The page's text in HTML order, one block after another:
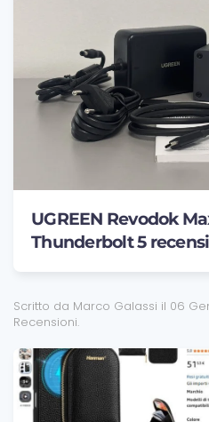
UGREEN Revodok
Thunderbolt 5
Scritto da Marco Galassi il 06
Recensioni.